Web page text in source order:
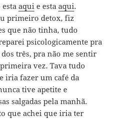
estaaqui e estaaqui.
primeiro detox, fiz
que não tinha, tudo
psicologicamente pra
três, pra não me sentir
vez. Tava tudo
iria fazer um café da
tive apetite e
salgadas pela manhã.
que achei que iria ter